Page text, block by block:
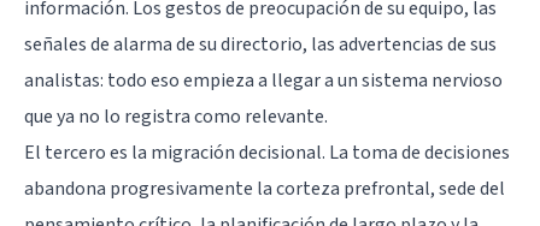
información. Los gestos de preocupación de su equipo, las
señales de alarma de su directorio, las advertencias de sus
analistas: todo eso empieza a llegar a un sistema nervioso
que ya no lo registra como relevante.
El tercero es la migración decisional. La toma de decisiones
abandona progresivamente la corteza prefrontal, sede del